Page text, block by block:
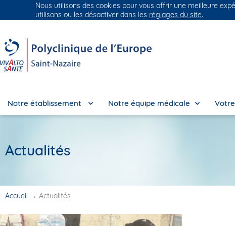
Groupe Vivalto Santé Entre nous, la vie
Notre établissement Notre équipe médicale
Actualités
Accueil → Actualités
Nous utilisons des cookies pour vous offrir une meilleure
utilisons ou les désactiver dans les réglages du site.